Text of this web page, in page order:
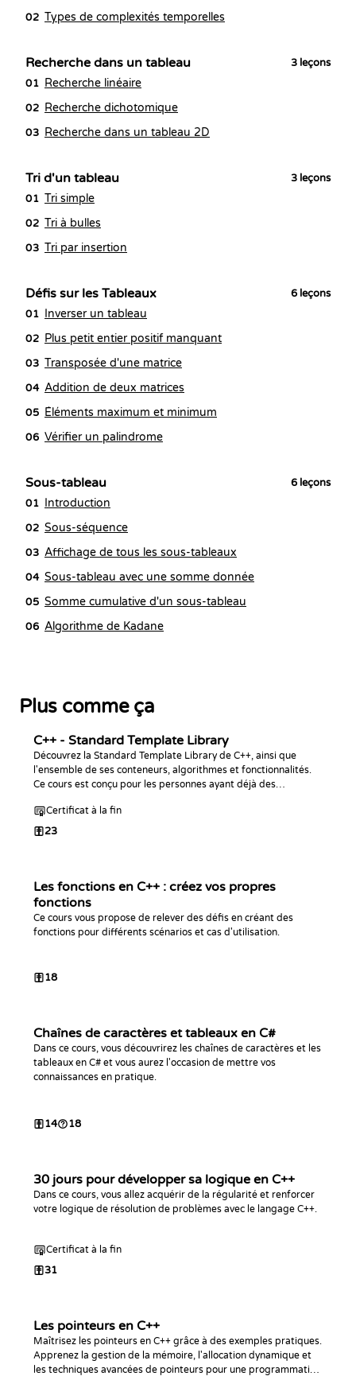
02 Types de complexités temporelles
Recherche dans un tableau 3 leçons
01 Recherche linéaire
02 Recherche dichotomique
03 Recherche dans un tableau 2D
Tri d'un tableau 3 leçons
01 Tri simple
02 Tri à bulles
03 Tri par insertion
Défis sur les Tableaux 6 leçons
01 Inverser un tableau
02 Plus petit entier positif manquant
03 Transposée d'une matrice
04 Addition de deux matrices
05 Éléments maximum et minimum
06 Vérifier un palindrome
Sous-tableau 6 leçons
01 Introduction
02 Sous-séquence
03 Affichage de tous les sous-tableaux
04 Sous-tableau avec une somme donnée
05 Somme cumulative d'un sous-tableau
06 Algorithme de Kadane
Plus comme ça
C++ - Standard Template Library
Découvrez la Standard Template Library de C++, ainsi que
l'ensemble de ses conteneurs, algorithmes et fonctionnalités.
Ce cours est conçu pour les personnes ayant déjà des
Certificat à la fin
23
Les fonctions en C++ : créez vos propres
fonctions
Ce cours vous propose de relever des défis en créant des
fonctions pour différents scénarios et cas d'utilisation.
18
Chaînes de caractères et tableaux en C#
Dans ce cours, vous découvrirez les chaînes de caractères et les
tableaux en C# et vous aurez l'occasion de mettre vos
connaissances en pratique.
14 18
30 jours pour développer sa logique en C++
Dans ce cours, vous allez acquérir de la régularité et renforcer
votre logique de résolution de problèmes avec le langage C++.
Certificat à la fin
31
Les pointeurs en C++
Maîtrisez les pointeurs en C++ grâce à des exemples pratiques.
Apprenez la gestion de la mémoire, l'allocation dynamique et
les techniques avancées de pointeurs pour une programmation